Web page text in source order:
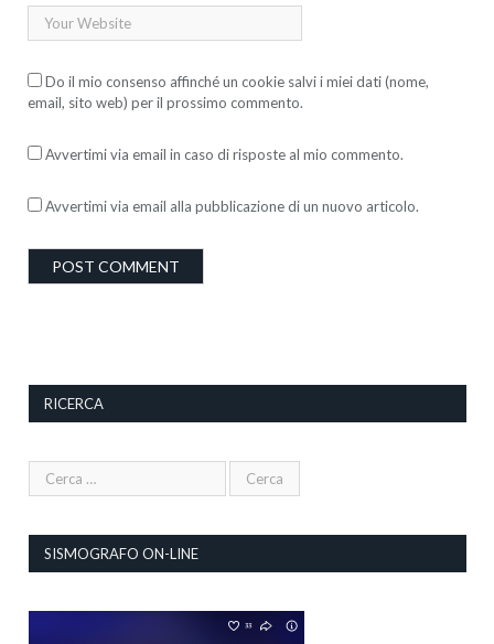
Do il mio consenso affinché un cookie salvi i miei dati (nome,
email, sito web) per il prossimo commento.
Avvertimi via email in caso di risposte al mio commento.
Avvertimi via email alla pubblicazione di un nuovo articolo.
RICERCA
SISMOGRAFO ON-LINE